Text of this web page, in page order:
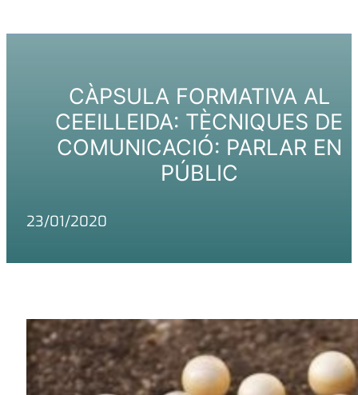
CÀPSULA FORMATIVA AL
CEEILLEIDA: TÈCNIQUES DE
COMUNICACIÓ: PARLAR EN
PÚBLIC
23/01/2020